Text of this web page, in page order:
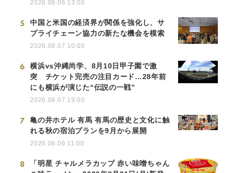
2026.08.06 13:00
5
中国と米国の経済界が関係を強化し、サ
プライチェーン協力の新たな機会を模索
2026.08.07 10:00
6
横浜vs沖縄尚学、8月10日甲子園で激
突 チケット完売の注目カード…28年前
にも横浜が演じた“伝説の一戦”
2026.08.07 19:00
7
亀の井ホテル 有馬 有馬の歴史と文化に触
れる秋の宿泊プランを9月から展開
2026.08.06 11:00
8
「明星 チャルメラカップ 赤い味噌ちゃん